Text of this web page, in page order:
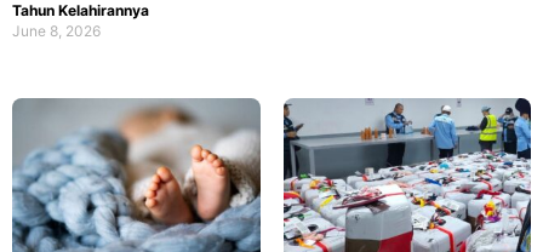
Tahun Kelahirannya
June 8, 2026